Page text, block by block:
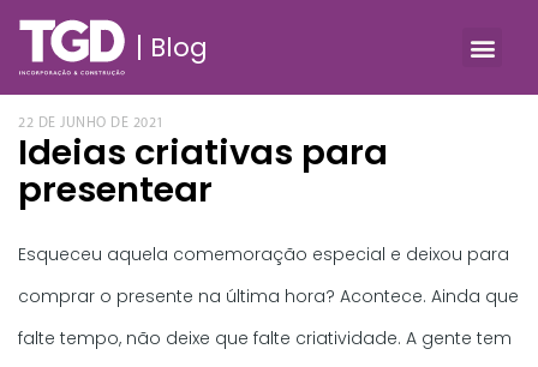
Blog
22 DE JUNHO DE 2021
Ideias criativas para
presentear
Esqueceu aquela comemoração especial e deixou para
comprar o presente na última hora? Acontece. Ainda que
falte tempo, não deixe que falte criatividade. A gente tem